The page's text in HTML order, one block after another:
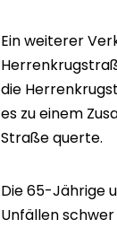
Ein weiterer
die
es zu einem
Straße querte.
Die 65-Jährige
Unfällen